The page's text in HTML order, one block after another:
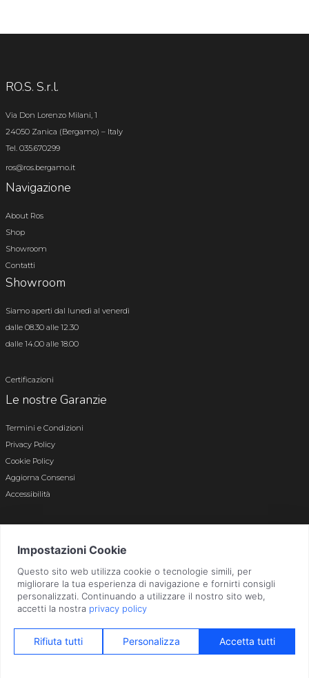
RO.S. S.r.l.
Via Don Lorenzo Milani, 1
24050 Zanica (Bergamo) – Italy
Tel. 035.670299
ros@ros.bergamo.it
Navigazione
About Ros
Shop
Showroom
Contatti
Showroom
Siamo aperti dal lunedì al venerdì
dalle 08.30 alle 12.30
dalle 14.00 alle 18.00
Certificazioni
Le nostre Garanzie
Termini e Condizioni
Privacy Policy
Cookie Policy
Aggiorna Consensi
Accessibilità
Bergamo n. 01496180165 · Capitale Sociale i.v. € 800.000,00